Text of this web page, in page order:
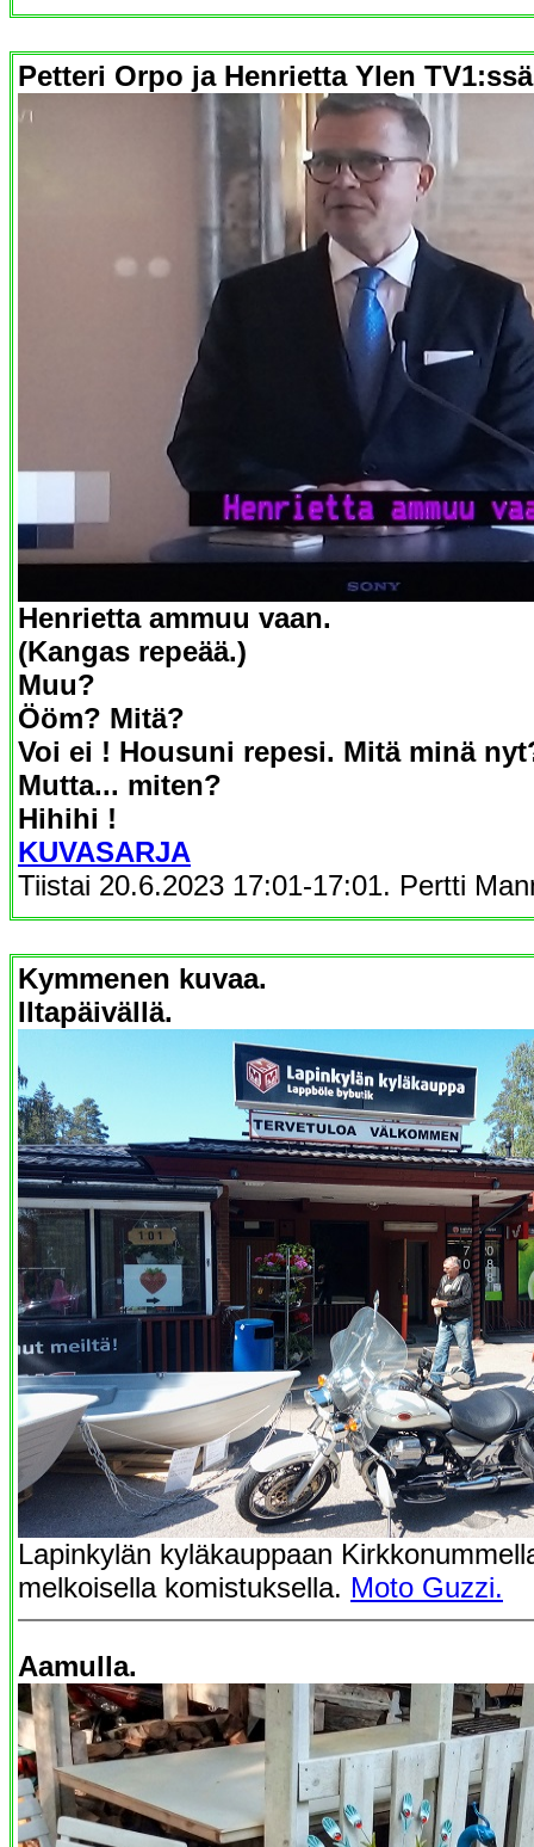
Petteri Orpo ja Henrietta Ylen
Henrietta ammuu vaan.
(Kangas repeää.)
Muu?
Ööm? Mitä?
Voi ei ! Housuni repesi. Mitä minä
Mutta... miten?
Hihihi !
KUVASARJA
Tiistai 20.6.2023 17:01-17:01. Pertti
Kymmenen kuvaa.
Iltapäivällä.
Lapinkylän kyläkauppaan
melkoisella komistuksella. Moto Guzzi.
Aamulla.